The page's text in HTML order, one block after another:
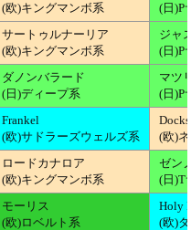
(欧)キングマンボ系
(日)P
サートゥルナーリア
(欧)キングマンボ系
ジャ
(日)P
ダノンバラード
(日)ディープ系
マツ
(日)P
Frankel
(欧)サドラーズウェルズ系
(欧)
ロードカナロア
(欧)キングマンボ系
ゼン
(日)T
モーリス
(欧)ロベルト系
Holy
(欧)